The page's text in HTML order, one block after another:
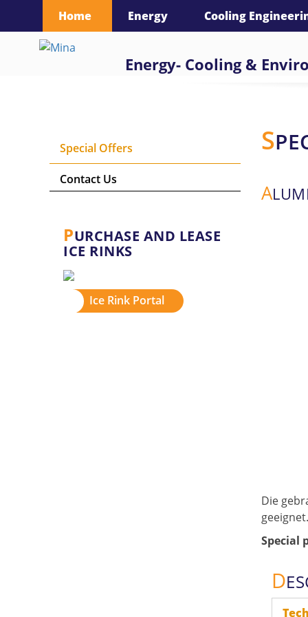
language :
Energy- Cooling &
Home Energy Cooling
Special Offers
Contact Us
PURCHASE AND LEASE
ICE RINKS
Ice Rink Portal
S
A
Die
Special
D